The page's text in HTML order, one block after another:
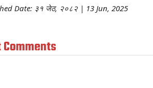
Date: ३१ जेठ, २०८२ | 13 Jun, 2025